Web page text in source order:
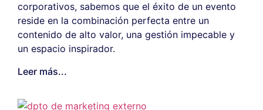
corporativos, sabemos que el éxito de un evento
reside en la combinación perfecta entre un
contenido de alto valor, una gestión impecable y
un espacio inspirador.
Leer más...